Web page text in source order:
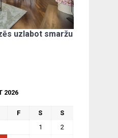
uzlabot smaržu
2026
F S
S
1
2